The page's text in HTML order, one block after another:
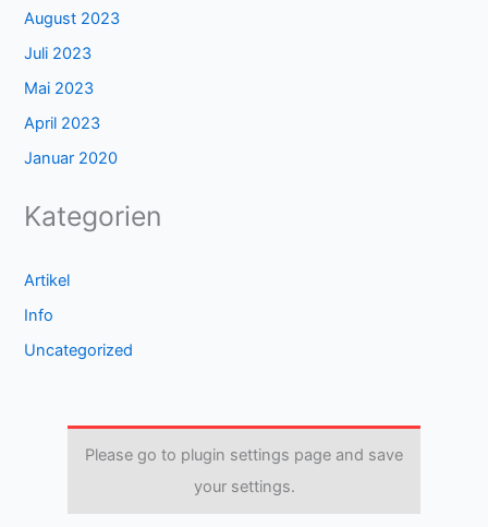
August 2023
Juli 2023
Mai 2023
April 2023
Januar 2020
Kategorien
Artikel
Info
Uncategorized
Please go to plugin settings page and save
your settings.